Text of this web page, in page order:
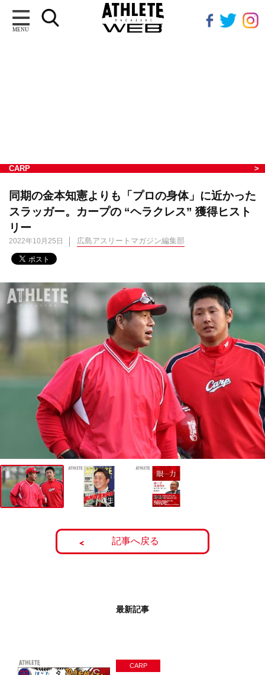
MENU
CARP
同期の金本知憲よりも「プロの身体」に近かった
スラッガー。カープの “ヘラクレス” 獲得ヒスト
リー
2022年10月25日 広島アスリートマガジン編集部
記事へ戻る
最新記事
CARP